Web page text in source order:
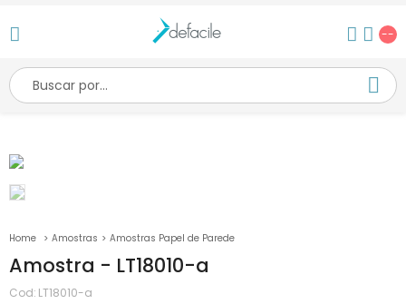
--
Amostras Amostras Papel de Parede
Amostra - LT18010-a
Cod: LT18010-a